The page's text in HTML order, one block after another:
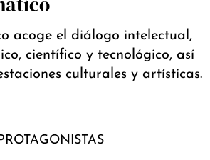
acoge el diálogo intelectual,
científico y tecnológico, así
culturales y artísticas.